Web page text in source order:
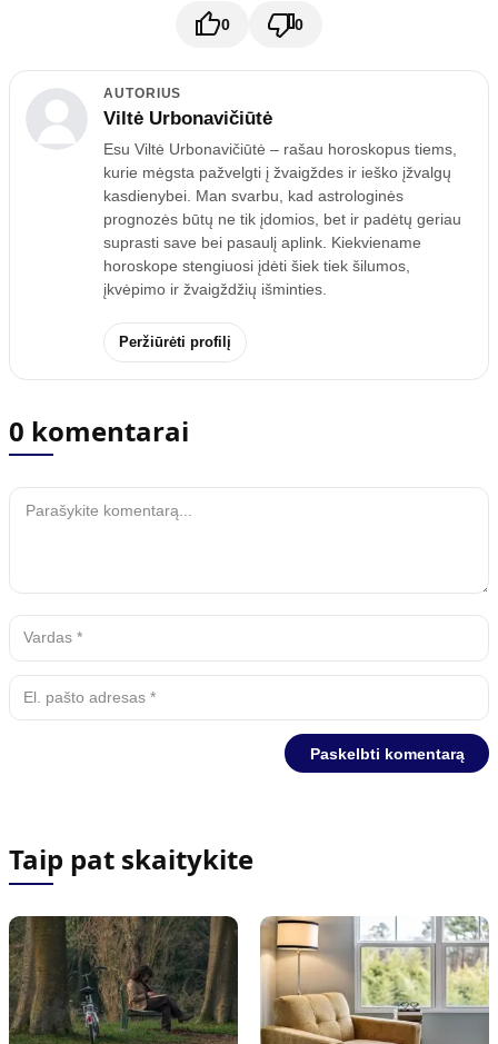
0 0
AUTORIUS
Viltė Urbonavičiūtė
Esu Viltė Urbonavičiūtė – rašau horoskopus tiems,
kurie mėgsta pažvelgti į žvaigždes ir ieško įžvalgų
kasdienybei. Man svarbu, kad astrologinės
prognozės būtų ne tik įdomios, bet ir padėtų geriau
suprasti save bei pasaulį aplink. Kiekviename
horoskope stengiuosi įdėti šiek tiek šilumos,
įkvėpimo ir žvaigždžių išminties.
Peržiūrėti profilį
0 komentarai
Taip pat skaitykite